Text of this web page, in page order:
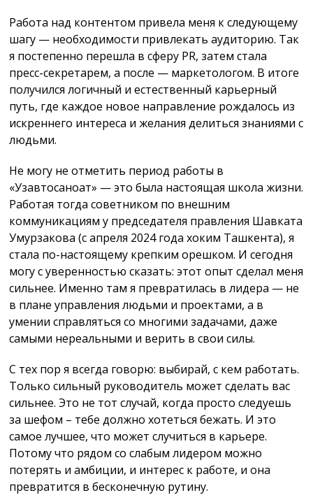
Работа над контентом привела меня к следующему
шагу — необходимости привлекать аудиторию. Так
я постепенно перешла в сферу PR, затем стала
пресс-секретарем, а после — маркетологом. В итоге
получился логичный и естественный карьерный
путь, где каждое новое направление рождалось из
искреннего интереса и желания делиться знаниями с
людьми.
Не могу не отметить период работы в
«Узавтосаноат» — это была настоящая школа жизни.
Работая тогда советником по внешним
коммуникациям у председателя правления Шавката
Умурзакова (с апреля 2024 года хоким Ташкента), я
стала по-настоящему крепким орешком. И сегодня
могу с уверенностью сказать: этот опыт сделал меня
сильнее. Именно там я превратилась в лидера — не
в плане управления людьми и проектами, а в
умении справляться со многими задачами, даже
самыми нереальными и верить в свои силы.
С тех пор я всегда говорю: выбирай, с кем работать.
Только сильный руководитель может сделать вас
сильнее. Это не тот случай, когда просто следуешь
за шефом – тебе должно хотеться бежать. И это
самое лучшее, что может случиться в карьере.
Потому что рядом со слабым лидером можно
потерять и амбиции, и интерес к работе, и она
превратится в бесконечную рутину.